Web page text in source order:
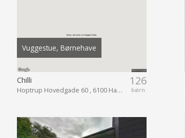
Vuggestue, Børnehave
126
børn
Chilli
Hoptrup Hovedgade 60 , 6100 Haderslev